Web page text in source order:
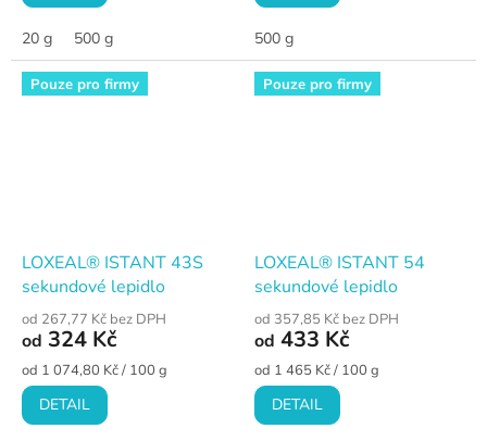
20 g 500 g 500 g
Pouze pro firmy
LOXEAL® ISTANT 43S
sekundové lepidlo
od 267,77 Kč bez DPH
od 324 Kč
Měrná
cena:
od 1 074,80 Kč / 100 g
DETAIL
Pouze pro firmy
LOXEAL® ISTANT 54
sekundové lepidlo
od 357,85 Kč bez DPH
od 433 Kč
Měrná
cena:
od 1 465 Kč / 100 g
DETAIL